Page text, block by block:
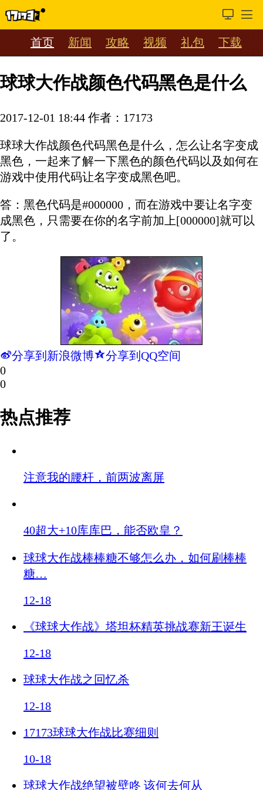
首页 新闻 攻略 视频 礼包 下载
球球大作战颜色代码黑色是什么
2017-12-01 18:44 作者：17173
球球大作战颜色代码黑色是什么，怎么让名字变成
黑色，一起来了解一下黑色的颜色代码以及如何在
游戏中使用代码让名字变成黑色吧。
答：黑色代码是#000000，而在游戏中要让名字变
成黑色，只需要在你的名字前加上[000000]就可以
了。
t分享到新浪微博z分享到QQ空间
0
0
热点推荐
注意我的腰杆，前两波离屏
40超大+10库库巴，能否欧皇？
球球大作战棒棒糖不够怎么办，如何刷棒棒
糖…
12-18
《球球大作战》塔坦杯精英挑战赛新王诞生
12-18
球球大作战之回忆杀
12-18
17173球球大作战比赛细则
10-18
球球大作战绝望被壁咚 该何去何从